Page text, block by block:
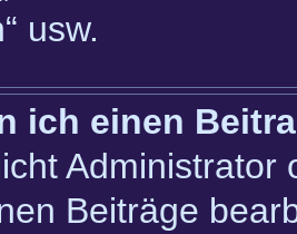
usw.
ich einen
Beiträge